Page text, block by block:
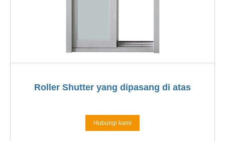
Roller Shutter yang dipasang di atas
Hubungi kami